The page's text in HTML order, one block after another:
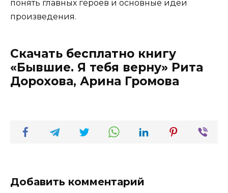
понять главных героев и основные идеи
произведения.
Скачать бесплатно книгу
«Бывшие. Я тебя верну» Рита
Дорохова, Арина Громова
Добавить комментарий